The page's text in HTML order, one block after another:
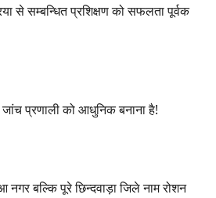
से सम्बन्धित प्रशिक्षण को सफलता पूर्वक
जांच प्रणाली को आधुनिक बनाना है!
नगर बल्कि पूरे छिन्दवाड़ा जिले नाम रोशन